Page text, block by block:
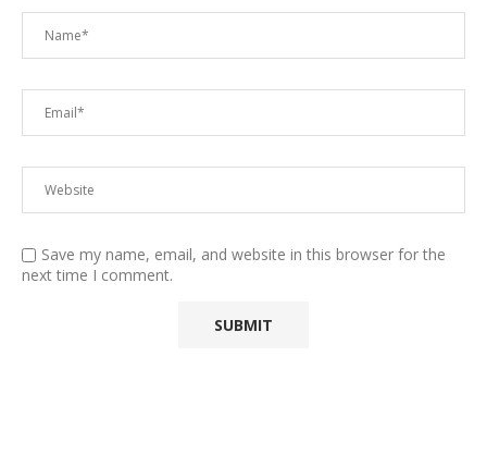
Save my name, email, and website in this browser for the
next time I comment.